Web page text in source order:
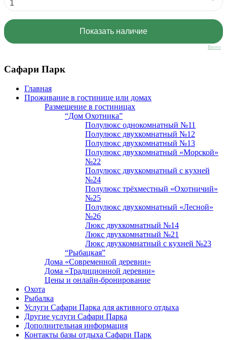
Bnovo
Сафари Парк
Главная
Проживание в гостинице или домах
Размещение в гостиницах
“Дом Охотника”
Полулюкс однокомнатный №11
Полулюкс двухкомнатный №12
Полулюкс двухкомнатный №13
Полулюкс двухкомнатный «Морской»
№22
Полулюкс двухкомнатный с кухней
№24
Полулюкс трёхместный «Охотничий»
№25
Полулюкс двухкомнатный «Лесной»
№26
Люкс двухкомнатный №14
Люкс двухкомнатный №21
Люкс двухкомнатный с кухней №23
“Рыбацкая”
Дома «Современной деревни»
Дома «Традиционной деревни»
Цены и онлайн-бронирование
Охота
Рыбалка
Услуги Сафари Парка для активного отдыха
Другие услуги Сафари Парка
Дополнительная информация
Контакты базы отдыха Сафари Парк